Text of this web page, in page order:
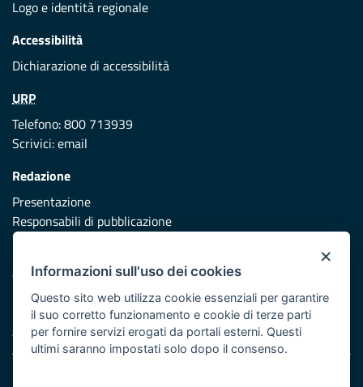
Logo e identità regionale
Accessibilità
Dichiarazione di accessibilità
URP
Telefono: 800 713939
Scrivici:email
Redazione
Presentazione
Responsabili di pubblicazione
Vai al sito di Protezione Civile Puglia
Iniziativa finanziata con risorse del POR Puglia 2014/2020 -
Asse XI
×
Informazioni sull'uso dei cookies
Questo sito web utilizza cookie essenziali per garantire
il suo corretto funzionamento e cookie di terze parti
per fornire servizi erogati da portali esterni. Questi
ultimi saranno impostati solo dopo il consenso.